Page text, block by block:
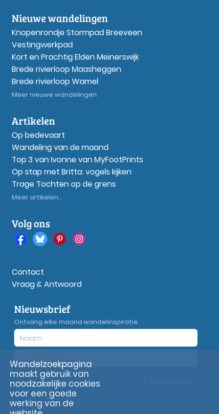
Nieuwe wandelingen
Knopenrondje Stormpad Breeveen
Vestingwerkpad
Kort en Prachtig Elden Meinerswijk
Brede rivierloop Maasheggen
Brede rivierloop Wamel
Meer nieuwe wandelingen
Artikelen
Op bedevaart
Wandeling van de maand
Top 3 van Ivonne van MyFootPrints
Op stap met Britta: vogels kijken
Trage Tochten op de grens
Meer artikelen...
Volg ons
Contact
Vraag & Antwoord
Nieuwsbrief
Ontvang elke maand wandelinspiratie
Privacyverklaring
Wandelzoekpagina
maakt gebruik van
noodzakelijke cookies
voor een goede
werking van de